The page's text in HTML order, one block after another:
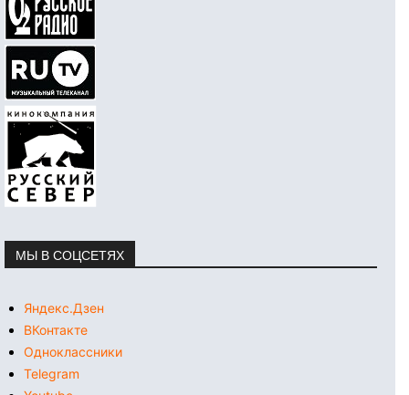
МЫ В СОЦСЕТЯХ
Яндекс.Дзен
ВКонтакте
Одноклассники
Telegram